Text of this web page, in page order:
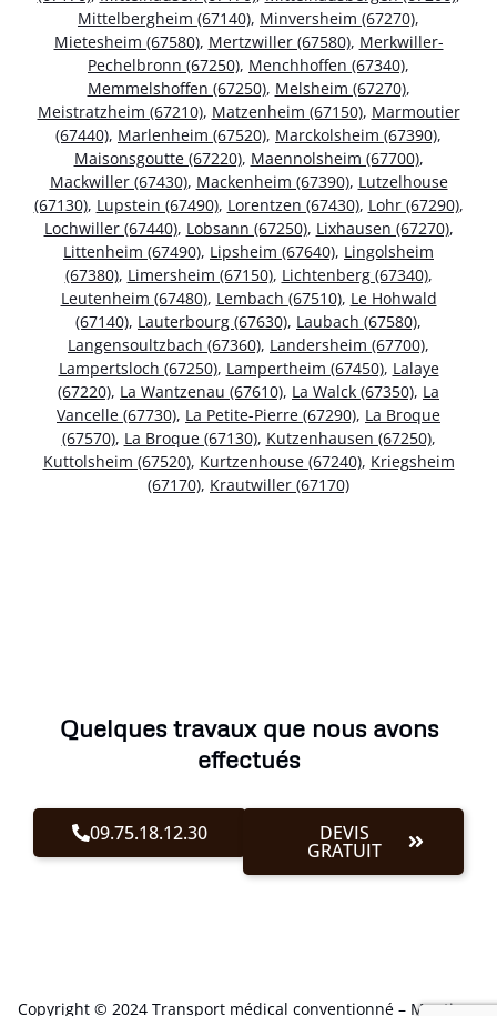
Mittelbergheim (67140), Minversheim (67270),
Mietesheim (67580), Mertzwiller (67580), Merkwiller-
Pechelbronn (67250), Menchhoffen (67340),
Memmelshoffen (67250), Melsheim (67270),
Meistratzheim (67210), Matzenheim (67150), Marmoutier
(67440), Marlenheim (67520), Marckolsheim (67390),
Maisonsgoutte (67220), Maennolsheim (67700),
Mackwiller (67430), Mackenheim (67390), Lutzelhouse
(67130), Lupstein (67490), Lorentzen (67430), Lohr (67290),
Lochwiller (67440), Lobsann (67250), Lixhausen (67270),
Littenheim (67490), Lipsheim (67640), Lingolsheim
(67380), Limersheim (67150), Lichtenberg (67340),
Leutenheim (67480), Lembach (67510), Le Hohwald
(67140), Lauterbourg (67630), Laubach (67580),
Langensoultzbach (67360), Landersheim (67700),
Lampertsloch (67250), Lampertheim (67450), Lalaye
(67220), La Wantzenau (67610), La Walck (67350), La
Vancelle (67730), La Petite-Pierre (67290), La Broque
(67570), La Broque (67130), Kutzenhausen (67250),
Kuttolsheim (67520), Kurtzenhouse (67240), Kriegsheim
(67170), Krautwiller (67170)
Quelques travaux que nous avons
effectués
09.75.18.12.30 DEVIS
GRATUIT
Copyright © 2024 Transport médical conventionné – Mentions